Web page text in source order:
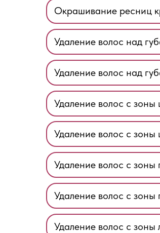
Удаление волос над
Удаление волос над
Удаление волос с
Удаление волос с
Удаление волос с
Удаление волос с
Удаление волос с зоны
Окрашивание ресниц